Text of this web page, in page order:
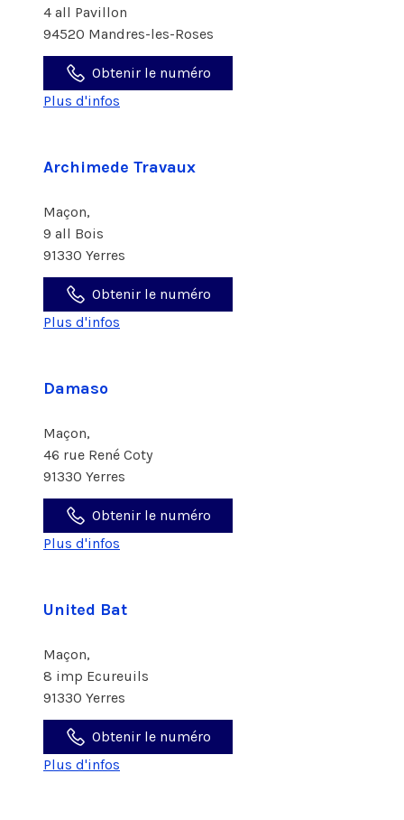
4 all Pavillon
94520 Mandres-les-Roses
Obtenir le numéro
Plus d'infos
Archimede Travaux
Maçon,
9 all Bois
91330 Yerres
Obtenir le numéro
Plus d'infos
Damaso
Maçon,
46 rue René Coty
91330 Yerres
Obtenir le numéro
Plus d'infos
United Bat
Maçon,
8 imp Ecureuils
91330 Yerres
Obtenir le numéro
Plus d'infos